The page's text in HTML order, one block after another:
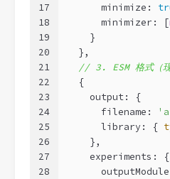
17
18
19
20
21
22
23
24
25
26
27
28
      minimize:
      minimizer: [
    }
  },
// 3. ESM 格式（现
  {
    output: {
      filename:
      library: {
    },
    experiments: {